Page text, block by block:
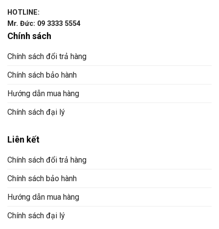
HOTLINE:
Mr. Đức: 09 3333 5554
Chính sách
Chính sách đổi trả hàng
Chính sách bảo hành
Hướng dẫn mua hàng
Chính sách đại lý
Liên kết
Chính sách đổi trả hàng
Chính sách bảo hành
Hướng dẫn mua hàng
Chính sách đại lý